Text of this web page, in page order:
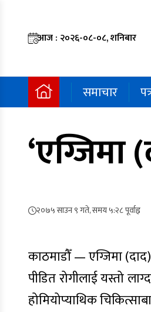
आज : २०२६-०८-०८, शनिबार
समाचार
‘एग्जिमा
२०७५ साउन ९ गते, समय ५:२८ पूर्वाह्न
काठमाडौँ — एग्जिमा
पीडित रोगीलाई यस्तो
होमियोप्याथिक